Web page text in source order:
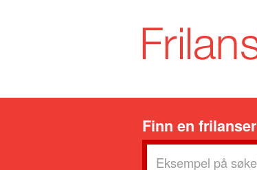
Finn en frilanser